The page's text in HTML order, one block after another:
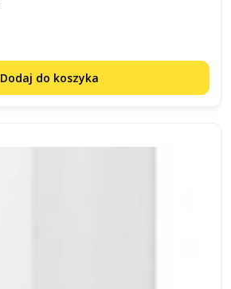
Dodaj do koszyka